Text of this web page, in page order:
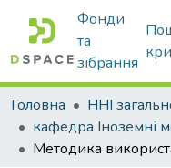
Фонди
та
зібрання
Головна
кафедра Іноземні